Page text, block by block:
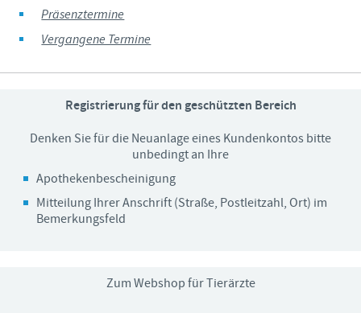
Präsenztermine
Vergangene Termine
Registrierung für den geschützten Bereich
Denken Sie für die Neuanlage eines Kundenkontos bitte
unbedingt an Ihre
Apothekenbescheinigung
Mitteilung Ihrer Anschrift (Straße, Postleitzahl, Ort) im
Bemerkungsfeld
Zum Webshop für Tierärzte